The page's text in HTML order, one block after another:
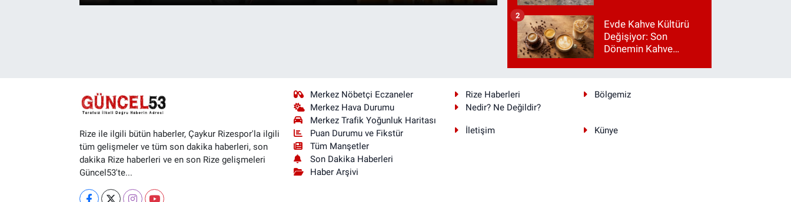
Evde Kahve Kültürü
Değişiyor: Son
Dönemin Kahve
2
Rize ile ilgili bütün haberler, Çaykur Rizespor'la ilgili
tüm gelişmeler ve tüm son dakika haberleri, son
dakika Rize haberleri ve en son Rize gelişmeleri
Güncel53'te...
Merkez Nöbetçi Eczaneler
Merkez Hava Durumu
Merkez Trafik Yoğunluk Haritası
Puan Durumu ve Fikstür
Tüm Manşetler
Son Dakika Haberleri
Haber Arşivi
Rize Haberleri
Bölgemiz
Nedir? Ne Değildir?
İletişim Künye